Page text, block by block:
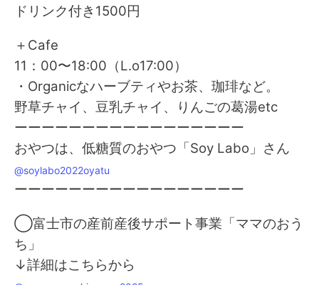
ドリンク付き1500円
＋Cafe
11：00〜18:00（L.o17:00）
・Organicなハーブティやお茶、珈琲など。
野草チャイ、豆乳チャイ、りんごの葛湯etc
ーーーーーーーーーーーーーーーーー
おやつは、低糖質のおやつ「Soy Labo」さん
@soylabo2022oyatu
ーーーーーーーーーーーーーーーーー
◯富士市の産前産後サポート事業「ママのおう
ち」
↓詳細はこちらから